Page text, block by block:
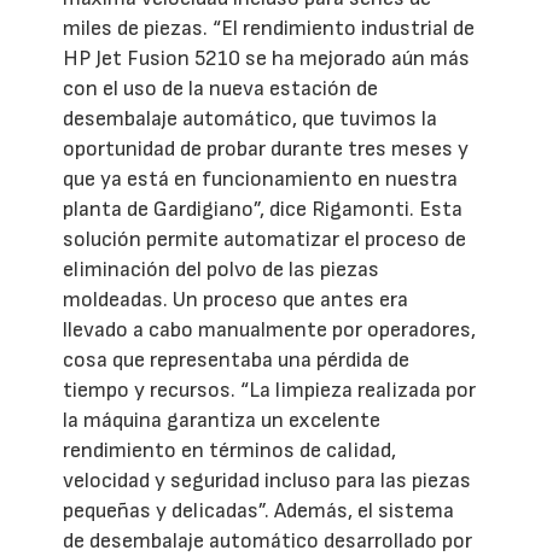
miles de piezas. “El rendimiento industrial de
HP Jet Fusion 5210 se ha mejorado aún más
con el uso de la nueva estación de
desembalaje automático, que tuvimos la
oportunidad de probar durante tres meses y
que ya está en funcionamiento en nuestra
planta de Gardigiano”, dice Rigamonti. Esta
solución permite automatizar el proceso de
eliminación del polvo de las piezas
moldeadas. Un proceso que antes era
llevado a cabo manualmente por operadores,
cosa que representaba una pérdida de
tiempo y recursos. “La limpieza realizada por
la máquina garantiza un excelente
rendimiento en términos de calidad,
velocidad y seguridad incluso para las piezas
pequeñas y delicadas”. Además, el sistema
de desembalaje automático desarrollado por